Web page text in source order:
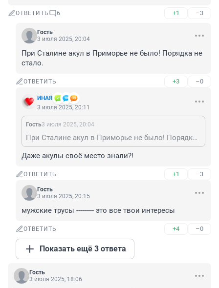
ОТВЕТИТЬ 6 +1 –3
Гость
3 июля 2025, 20:04
При Сталине акул в Приморье не было! Порядка не
стало.
ОТВЕТИТЬ +3 –0
ИHАЯ
3 июля 2025, 20:11
Гость3 июля 2025, 20:04
При Сталине акул в Приморье не было! Порядка не стало.
Даже акулы своё место знали?!
ОТВЕТИТЬ +1 –3
Гость
3 июля 2025, 20:15
мужские трусы --------- это все твои интересы
ОТВЕТИТЬ +4 –0
Показать ещё 3 ответа
Гость
3 июля 2025, 18:06